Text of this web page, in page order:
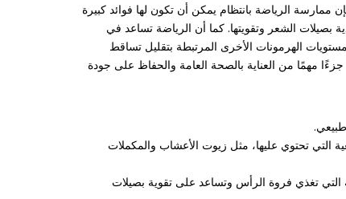
الرياضة بانتظام يمكن أن تكون لها فوائد كبيرة
الشعر وتقويتها. كما أن الرياضة تساعد في
الهرمونات الأخرى المرتبطة بتقليل تساقط
مهمًا من العناية بالصحة العامة والحفاظ على جودة
التي تحتوي عليها، مثل زيوت الأعشاب والمكملات
التي تغذي فروة الرأس وتساعد على تقوية بصيلات